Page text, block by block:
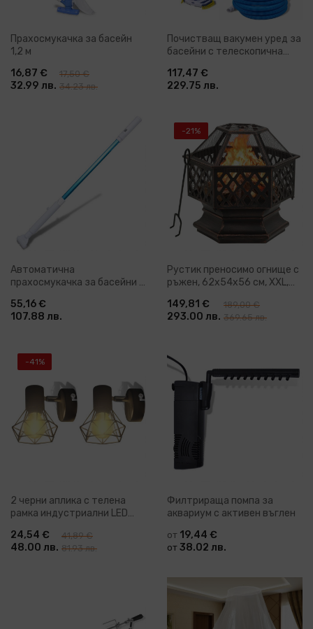
Прахосмукачка за басейн
1,2 м
16,87 €
32.99 лв.
17,50 €
34.23 лв.
Почистващ вакумен уред за
басейни с телескопична
117,47 €
229.75 лв.
Автоматична
прахосмукачка за басейни с
55,16 €
107.88 лв.
-21%
Рустик преносимо огнище с
ръжен, 62x54x56 см, XXL,
149,81 €
293.00 лв.
189,00 €
369.65 лв.
-41%
2 черни аплика с телена
рамка индустриални LED
24,54 €
48.00 лв.
41,89 €
81.93 лв.
Филтрираща помпа за
аквариум с активен въглен
от 19,44 €
от 38.02 лв.